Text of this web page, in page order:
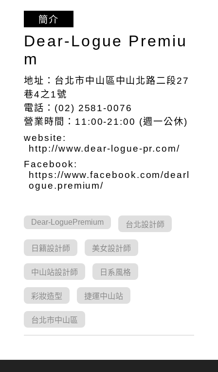
簡介
Dear-Logue Premiu
m
地址：台北市中山區中山北路二段27
巷4之1號
電話：(02) 2581-0076
營業時間：11:00-21:00 (週一公休)
website:
http://www.dear-logue-pr.com/
Facebook:
https://www.facebook.com/dearl
ogue.premium/
Dear-LoguePremium 台北設計師
日籍設計師 美女設計師
中山站設計師 日系風格
彩妝造型 捷運中山站
台北市中山區